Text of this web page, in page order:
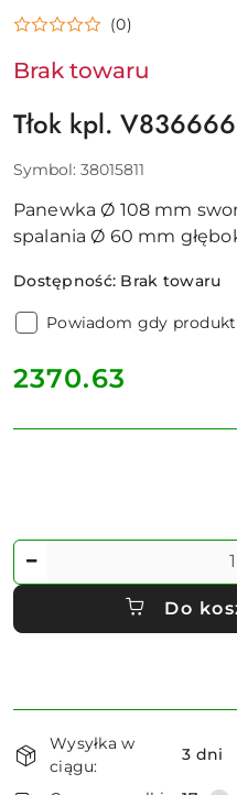
(0)
Brak towaru
Tłok kpl.
Symbol: 38015811
Panewka Ø 108 mm
spalania Ø 60 mm
Dostępność: Brak towaru
Powiadom gdy
cena:
2370.63
Ilość
Do
Dostępność
i
dostawa
Wysyłka w
ciągu:
3 dni